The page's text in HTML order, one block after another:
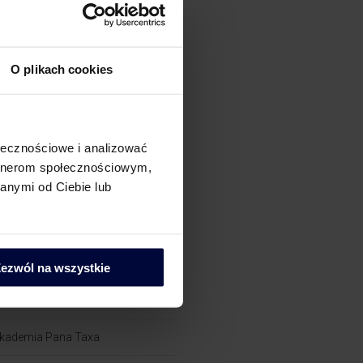
O plikach cookies
i analizować
społecznościowym,
od Ciebie lub
na wszystkie
Compliance
o CIT
o zielonych podatkach
Pana Taxa